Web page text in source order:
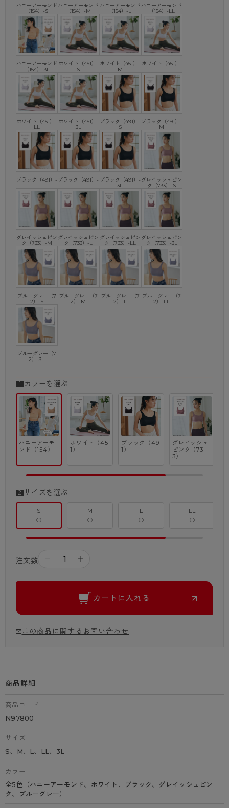
で、汗をよく吸って乾きやすいので快適です。
熱や汗がこもりやすいバストもベタつきにくいのが特徴です。
商品特徴②
動きやすくて胸が揺れにくい
バストの両サイドにパワーネットを内蔵しているので、運動時の胸の
揺れや広がりをおさえてくれます。
胸を押さえ付けて固定するのではなく、キレイなバストラインをキー
プしてくれるのも嬉しいポイント。
幅広ストラップで動いてもズレにくく、体の動きにしっかりフィット
商品特徴③
透けにくいベージュカラー（ハニーアーモンド）
スポブラには珍しいベージュカラー（ハニーアーモンド）を展開。
肌なじみがよく、白いトップスを着ても透けにくいので、日常使いで
も重宝します。
サイズ展開も豊富で、お子さま から大人までぴったりのサイズがみつ
かるはず！
※こちらの商品は、アツギにいただくお客様からのご意見を製品に反映
別注生産をおこなったWEB専売商品でございます。
そのため、過剰な包装を軽減しなるべく簡易的な包装とするために、
商品パッケージやタグがなく、お届けできるようにしております。
ハニーアーモンド
（154）-S
ハニーアーモンド
（154）-M
ハニーアーモンド
（154）-L
ハニーアーモンド
（154）-LL
ハニーアーモンド
（154）-3L
ホワイト（451）-
S
ホワイト（451）-
M
ホワイト（451）-
L
ホワイト（451）-
LL
ホワイト（451）-
3L
ブラック（491）-
S
ブラック（491）-
M
ブラック（491）-
L
ブラック（491）-
LL
ブラック（491）-
3L
グレイッシュピン
ク（733）-S
グレイッシュピン
ク（733）-M
グレイッシュピン
ク（733）-L
グレイッシュピン
ク（733）-LL
グレイッシュピン
ク（733）-3L
ブルーグレー（7
2）-S
ブルーグレー（7
2）-M
ブルーグレー（7
2）-L
ブルーグレー（7
2）-LL
ブルーグレー（7
2）-3L
カラーを選ぶ
ハニーアーモ
ンド（154）
ホワイト（45
1）
ブラック（49
1）
グレイッシュ
ピンク（73
3）
サイズを選ぶ
S
○
M
○
L
○
LL
○
注文数 ＋
カートに入れる
この商品に関するお問い合わせ
商品詳細
商品コード
N97800
サイズ
S、M、L、LL、3L
カラー
全5色（ハニーアーモンド、ホワイト、ブラック、グレイッシュピン
ク、ブルーグレー）